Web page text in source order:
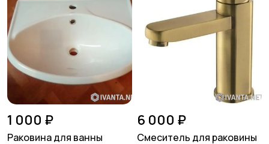
Электроинструмент
1 000 ₽
Раковина для ванны
6 000 ₽
Смеситель для раковины